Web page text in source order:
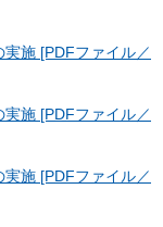
施 [PDFファイル／
施 [PDFファイル／
施 [PDFファイル／